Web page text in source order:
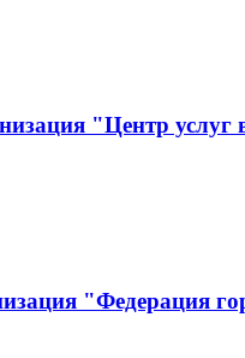
"Центр
"Федерация